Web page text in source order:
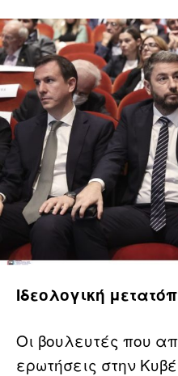
Ιδεολογική
Οι βουλευτές που
ερωτήσεις στην